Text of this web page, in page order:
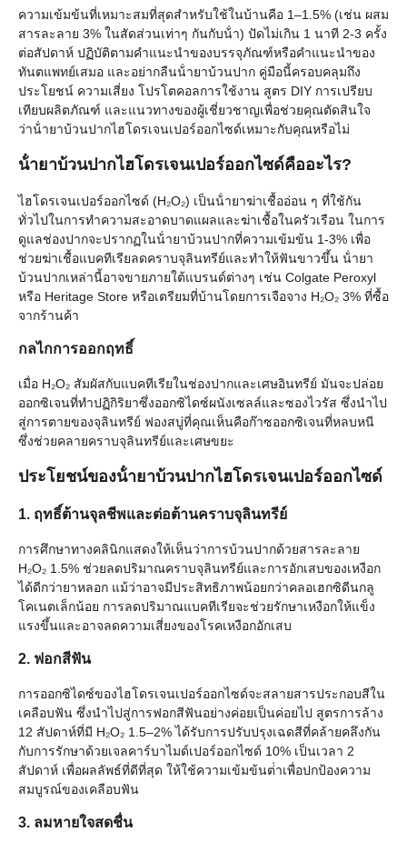
ความเข้มข้นที่เหมาะสมที่สุดสําหรับใช้ในบ้านคือ 1–1.5% (เช่น ผสม
สารละลาย 3% ในสัดส่วนเท่าๆ กันกับน้ํา) ปัดไม่เกิน 1 นาที 2-3 ครั้ง
ต่อสัปดาห์ ปฏิบัติตามคําแนะนําของบรรจุภัณฑ์หรือคําแนะนําของ
ทันตแพทย์เสมอ และอย่ากลืนน้ํายาบ้วนปาก คู่มือนี้ครอบคลุมถึง
ประโยชน์ ความเสี่ยง โปรโตคอลการใช้งาน สูตร DIY การเปรียบ
เทียบผลิตภัณฑ์ และแนวทางของผู้เชี่ยวชาญเพื่อช่วยคุณตัดสินใจ
ว่าน้ํายาบ้วนปากไฮโดรเจนเปอร์ออกไซด์เหมาะกับคุณหรือไม่
น้ํายาบ้วนปากไฮโดรเจนเปอร์ออกไซด์คืออะไร?
ไฮโดรเจนเปอร์ออกไซด์ (H₂O₂) เป็นน้ํายาฆ่าเชื้ออ่อน ๆ ที่ใช้กัน
ทั่วไปในการทําความสะอาดบาดแผลและฆ่าเชื้อในครัวเรือน ในการ
ดูแลช่องปากจะปรากฏในน้ํายาบ้วนปากที่ความเข้มข้น 1-3% เพื่อ
ช่วยฆ่าเชื้อแบคทีเรียลดคราบจุลินทรีย์และทําให้ฟันขาวขึ้น น้ํายา
บ้วนปากเหล่านี้อาจขายภายใต้แบรนด์ต่างๆ เช่น Colgate Peroxyl
หรือ Heritage Store หรือเตรียมที่บ้านโดยการเจือจาง H₂O₂ 3% ที่ซื้อ
จากร้านค้า
กลไกการออกฤทธิ์
เมื่อ H₂O₂ สัมผัสกับแบคทีเรียในช่องปากและเศษอินทรีย์ มันจะปล่อย
ออกซิเจนที่ทําปฏิกิริยาซึ่งออกซิไดซ์ผนังเซลล์และซองไวรัส ซึ่งนําไป
สู่การตายของจุลินทรีย์ ฟองสบู่ที่คุณเห็นคือก๊าซออกซิเจนที่หลบหนี
ซึ่งช่วยคลายคราบจุลินทรีย์และเศษขยะ
ประโยชน์ของน้ํายาบ้วนปากไฮโดรเจนเปอร์ออกไซด์
1. ฤทธิ์ต้านจุลชีพและต่อต้านคราบจุลินทรีย์
การศึกษาทางคลินิกแสดงให้เห็นว่าการบ้วนปากด้วยสารละลาย
H₂O₂ 1.5% ช่วยลดปริมาณคราบจุลินทรีย์และการอักเสบของเหงือก
ได้ดีกว่ายาหลอก แม้ว่าอาจมีประสิทธิภาพน้อยกว่าคลอเฮกซิดีนกลู
โคเนตเล็กน้อย การลดปริมาณแบคทีเรียจะช่วยรักษาเหงือกให้แข็ง
แรงขึ้นและอาจลดความเสี่ยงของโรคเหงือกอักเสบ
2. ฟอกสีฟัน
การออกซิไดซ์ของไฮโดรเจนเปอร์ออกไซด์จะสลายสารประกอบสีใน
เคลือบฟัน ซึ่งนําไปสู่การฟอกสีฟันอย่างค่อยเป็นค่อยไป สูตรการล้าง
12 สัปดาห์ที่มี H₂O₂ 1.5–2% ได้รับการปรับปรุงเฉดสีที่คล้ายคลึงกัน
กับการรักษาด้วยเจลคาร์บาไมด์เปอร์ออกไซด์ 10% เป็นเวลา 2
สัปดาห์ เพื่อผลลัพธ์ที่ดีที่สุด ให้ใช้ความเข้มข้นต่ําเพื่อปกป้องความ
สมบูรณ์ของเคลือบฟัน
3. ลมหายใจสดชื่น